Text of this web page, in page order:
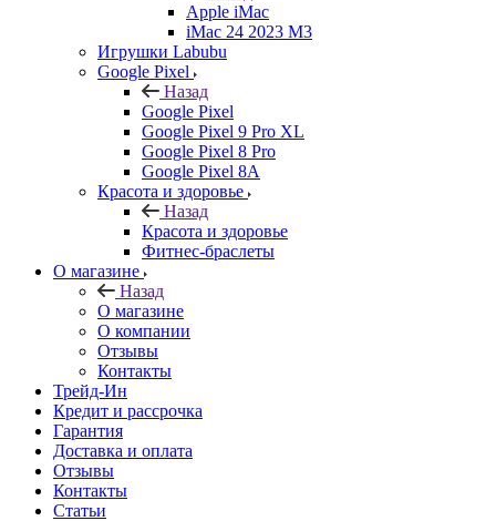
Apple iMac
iMac 24 2023 M3
Игрушки Labubu
Google Pixel
Назад
Google Pixel
Google Pixel 9 Pro XL
Google Pixel 8 Pro
Google Pixel 8A
Красота и здоровье
Назад
Красота и здоровье
Фитнес-браслеты
О магазине
Назад
О магазине
О компании
Отзывы
Контакты
Трейд-Ин
Кредит и рассрочка
Гарантия
Доставка и оплата
Отзывы
Контакты
Статьи